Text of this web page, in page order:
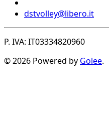
dstvolley@libero.it
P. IVA: IT03334820960
© 2026 Powered by Golee.